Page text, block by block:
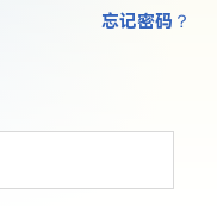
忘记密码？